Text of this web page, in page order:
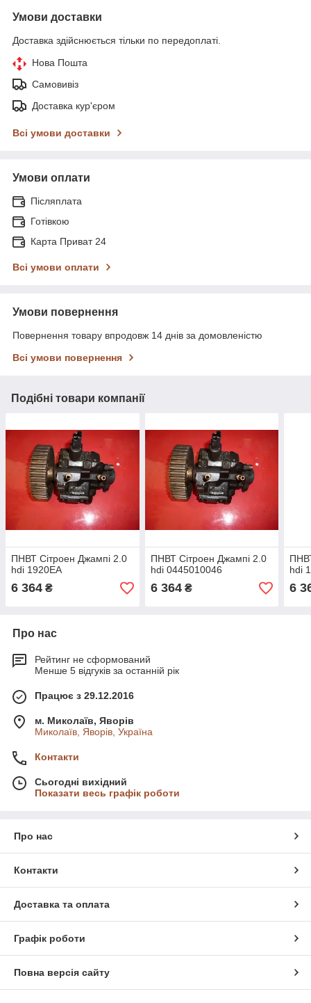
Умови доставки
Доставка здійснюється тільки по передоплаті.
Нова Пошта
Самовивіз
Доставка кур'єром
Всі умови доставки
Умови оплати
Післяплата
Готівкою
Карта Приват 24
Всі умови оплати
Умови повернення
Повернення товару впродовж 14 днів за домовленістю
Всі умови повернення
Подібні товари компанії
ПНВТ Сітроен Джампі 2.0
hdi 1920EA
6 364 ₴
ПНВТ Сітроен Джампі 2.0
hdi 0445010046
6 364₴
hdi
6
Про нас
Рейтинг не сформований
Менше 5 відгуків за останній рік
Працює з 29.12.2016
м. Миколаїв, Яворів
Миколаїв, Яворів, Україна
Контакти
Сьогодні вихідний
Показати весь графік роботи
Про нас
Контакти
Доставка та оплата
Графік роботи
Повна версія сайту